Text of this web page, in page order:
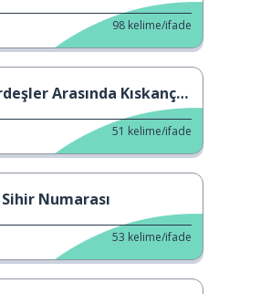
98 kelime/ifade
Arasında Kıskançlık
51 kelime/ifade
Numarası
53 kelime/ifade